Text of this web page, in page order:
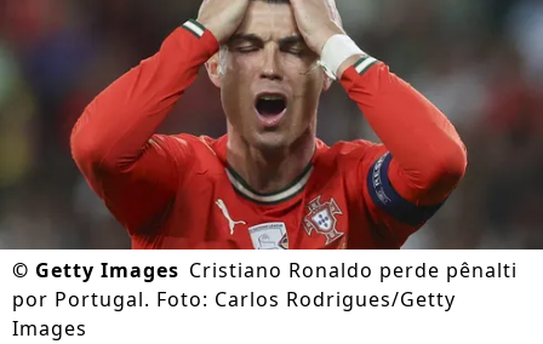
© Getty Images Cristiano Ronaldo perde pênalti
por Portugal. Foto: Carlos Rodrigues/Getty
Images